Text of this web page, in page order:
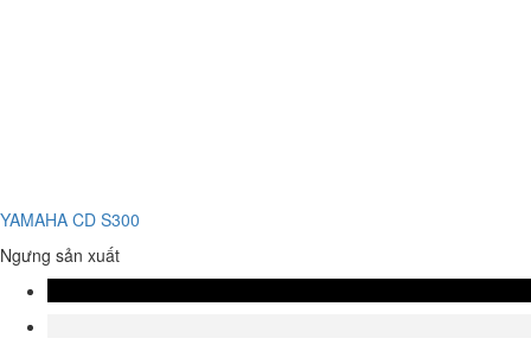
YAMAHA CD S300
Ngưng sản xuất